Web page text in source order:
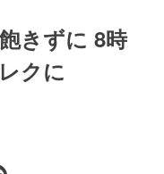
きずに 8時
クに